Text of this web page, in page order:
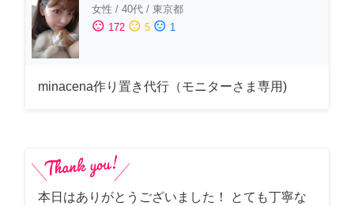
女性 / 40代 / 東京都
sentiment_satisfied 172 sentiment_neutral 5 sentiment_dissatisfied 1
minacena作り置き代行（モニターさま専用)
本日はありがとうございました！ とても丁寧な